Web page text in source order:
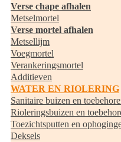
Verse chape afhalen
Metselmortel
Verse mortel afhalen
Metsellijm
Voegmortel
Verankeringsmortel
Additieven
WATER EN RIOLERING
Sanitaire buizen en
Rioleringsbuizen en
Toezichtsputten en
Deksels